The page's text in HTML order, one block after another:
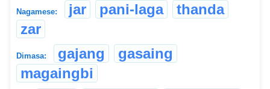
Nagamese: jar pani-laga
thanda
zar
Dimasa: gajang
gasaing
magaingbi